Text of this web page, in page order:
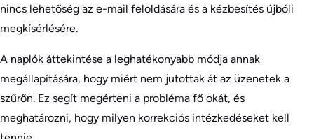
nincs lehetőség az e-mail feloldására és a kézbesítés újbóli
megkísérlésére.
A naplók áttekintése a leghatékonyabb módja annak
megállapítására, hogy miért nem jutottak át az üzenetek a
szűrőn. Ez segít megérteni a probléma fő okát, és
meghatározni, hogy milyen korrekciós intézkedéseket kell